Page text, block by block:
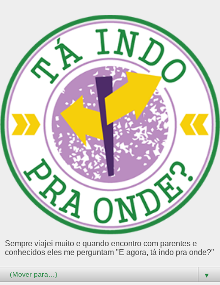
Sempre viajei muito e quando encontro com parentes e
conhecidos eles me perguntam "E agora, tá indo pra onde?"
▼